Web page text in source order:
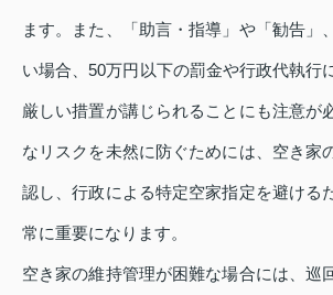
ます。また、「助言・指導」や「勧告」
い場合、50万円以下の罰金や行政代執行
厳しい措置が講じられることにも注意が
なリスクを未然に防ぐためには、空き家
認し、行政による特定空家指定を避ける
常に重要になります。
空き家の維持管理が困難な場合には、巡